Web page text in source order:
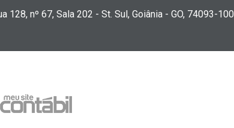
128, nº 67, Sala 202 - St. Sul, Goiânia - GO, 74093-100